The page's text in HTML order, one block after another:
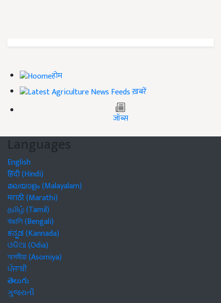
होम
ख़बरें
जॉब्स
Languages
English
हिंदी (Hindi)
മലയാളം (Malayalam)
मराठी (Marathi)
தமிழ் (Tamil)
বাঙালি (Bengali)
ಕನ್ನಡ (Kannada)
ଓଡିଆ (Odia)
অসমীয়া (Asomiya)
ਪੰਜਾਬੀ
తెలుగు
ગુજરાતી